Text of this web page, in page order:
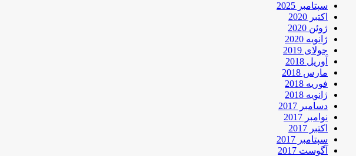
سپتامبر 2025
اکتبر 2020
ژوئن 2020
ژانویه 2020
جولای 2019
آوریل 2018
مارس 2018
فوریه 2018
ژانویه 2018
دسامبر 2017
نوامبر 2017
اکتبر 2017
سپتامبر 2017
آگوست 2017